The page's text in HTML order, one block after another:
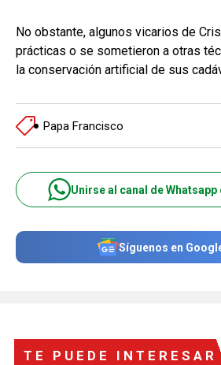
No obstante, algunos vicarios de
prácticas o se sometieron a otras
la conservación artificial de sus
Papa Francisco
Unirse al canal de Whatsapp
Síguenos en
TE PUEDE INTERESAR